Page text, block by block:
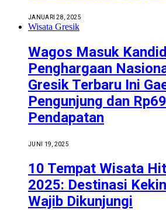
JANUARI 28, 2025
Wisata Gresik
Wagos Masuk
Penghargaan
Gresik Terbaru Ini
Pengunjung dan
Pendapatan
JUNI 19, 2025
10 Tempat Wisata
2025: Destinasi
Wajib Dikunjungi